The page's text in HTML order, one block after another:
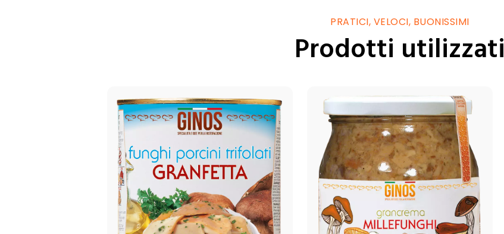
PRATICI, VELOCI, BUONISSIMI
Prodotti utilizzati